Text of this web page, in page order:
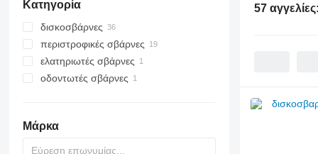
Κατηγορία
δισκοσβάρνες
περιστροφικές σβάρνες
ελατηριωτές σβάρνες
οδοντωτές σβάρνες
Μάρκα
57 αγγελίες: